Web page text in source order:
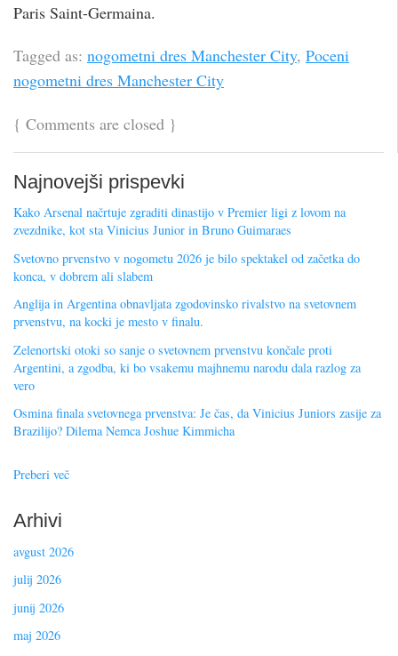
Paris Saint-Germaina.
Tagged as: nogometni dres Manchester City, Poceni
nogometni dres Manchester City
{ Comments are closed }
Najnovejši prispevki
Kako Arsenal načrtuje zgraditi dinastijo v Premier ligi z lovom na
zvezdnike, kot sta Vinicius Junior in Bruno Guimaraes
Svetovno prvenstvo v nogometu 2026 je bilo spektakel od začetka do
konca, v dobrem ali slabem
Anglija in Argentina obnavljata zgodovinsko rivalstvo na svetovnem
prvenstvu, na kocki je mesto v finalu.
Zelenortski otoki so sanje o svetovnem prvenstvu končale proti
Argentini, a zgodba, ki bo vsakemu majhnemu narodu dala razlog za
vero
Osmina finala svetovnega prvenstva: Je čas, da Vinicius Juniors zasije za
Brazilijo? Dilema Nemca Joshue Kimmicha
Preberi več
Arhivi
avgust 2026
julij 2026
junij 2026
maj 2026